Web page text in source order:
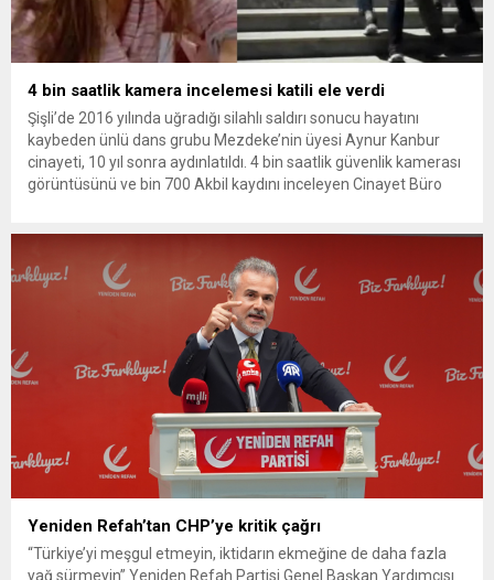
4 bin saatlik kamera incelemesi katili ele verdi
Şişli’de 2016 yılında uğradığı silahlı saldırı sonucu hayatını
kaybeden ünlü dans grubu Mezdeke’nin üyesi Aynur Kanbur
cinayeti, 10 yıl sonra aydınlatıldı. 4 bin saatlik güvenlik kamerası
görüntüsünü ve bin 700 Akbil kaydını inceleyen Cinayet Büro
Yeniden Refah’tan CHP’ye kritik çağrı
“Türkiye’yi meşgul etmeyin, iktidarın ekmeğine de daha fazla
yağ sürmeyin” Yeniden Refah Partisi Genel Başkan Yardımcısı